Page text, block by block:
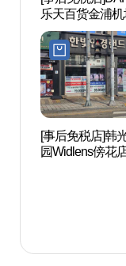
乐天百货金浦机
스남성 롯데백
공항점)
[事后免税店]韩
园Widlens傍花